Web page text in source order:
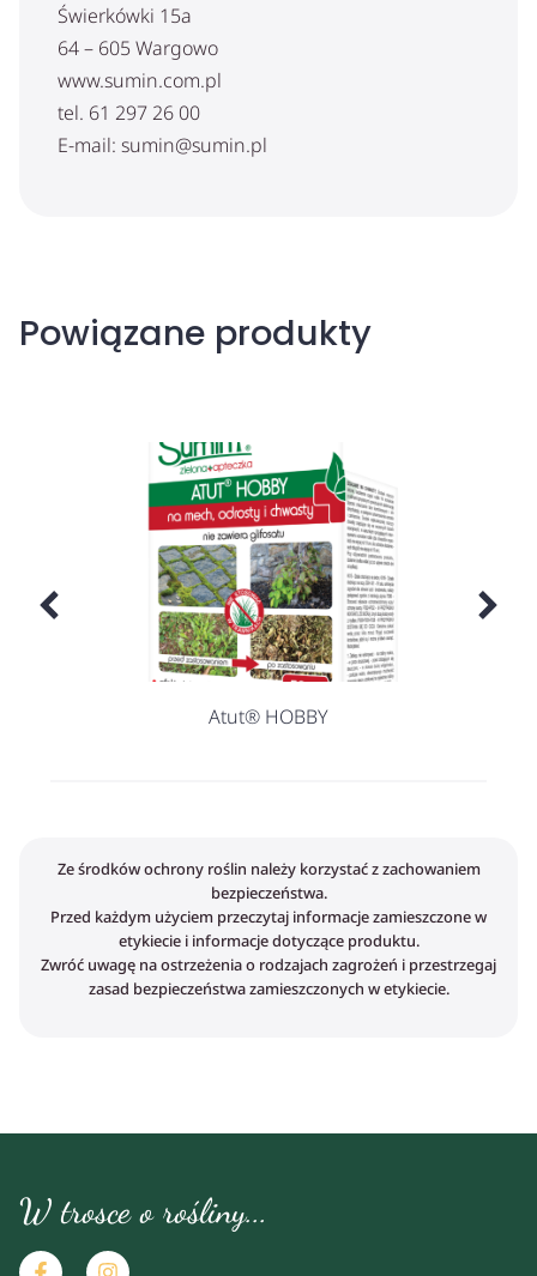
Świerkówki 15a
64 – 605 Wargowo
www.sumin.com.pl
tel. 61 297 26 00
E-mail: sumin@sumin.pl
Powiązane produkty
Atut® HOBBY
Ze środków ochrony roślin należy korzystać z zachowaniem
bezpieczeństwa.
Przed każdym użyciem przeczytaj informacje zamieszczone w
etykiecie i informacje dotyczące produktu.
Zwróć uwagę na ostrzeżenia o rodzajach zagrożeń i przestrzegaj
zasad bezpieczeństwa zamieszczonych w etykiecie.
W trosce o rośliny...